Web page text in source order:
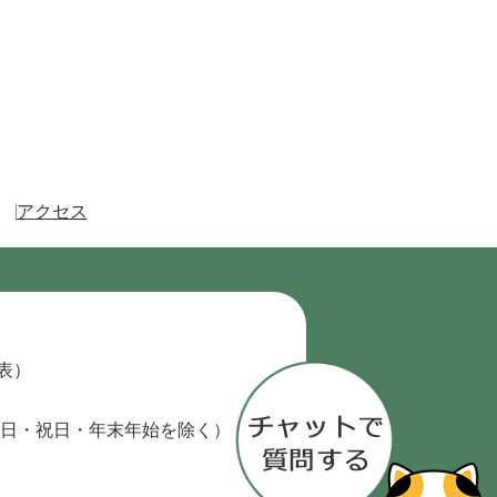
アクセス
）
・祝日・年末年始を除く）